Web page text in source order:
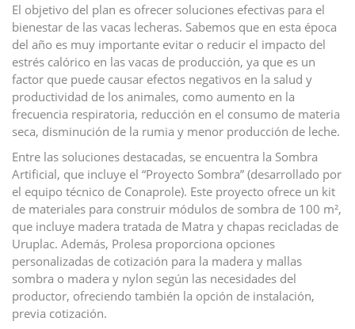
El objetivo del plan es ofrecer soluciones efectivas para el
bienestar de las vacas lecheras. Sabemos que en esta época
del año es muy importante evitar o reducir el impacto del
estrés calórico en las vacas de producción, ya que es un
factor que puede causar efectos negativos en la salud y
productividad de los animales, como aumento en la
frecuencia respiratoria, reducción en el consumo de materia
seca, disminución de la rumia y menor producción de leche.
Entre las soluciones destacadas, se encuentra la Sombra
Artificial, que incluye el “Proyecto Sombra” (desarrollado por
el equipo técnico de Conaprole). Este proyecto ofrece un kit
de materiales para construir módulos de sombra de 100 m²,
que incluye madera tratada de Matra y chapas recicladas de
Uruplac. Además, Prolesa proporciona opciones
personalizadas de cotización para la madera y mallas
sombra o madera y nylon según las necesidades del
productor, ofreciendo también la opción de instalación,
previa cotización.